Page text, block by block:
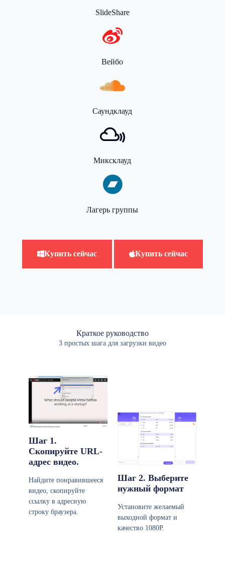
SlideShare
Вейбо
Саундклауд
Миксклауд
Лагерь группы
Купить сейчас Купить сейчас
Краткое руководство
3 простых шага для загрузки видео
Шаг 1.
Скопируйте URL-
адрес видео.
Найдите понравившееся
видео, скопируйте
ссылку в адресную
строку браузера.
Шаг 2. Выберите
нужный формат
Установите желаемый
выходной формат и
качество 1080P.